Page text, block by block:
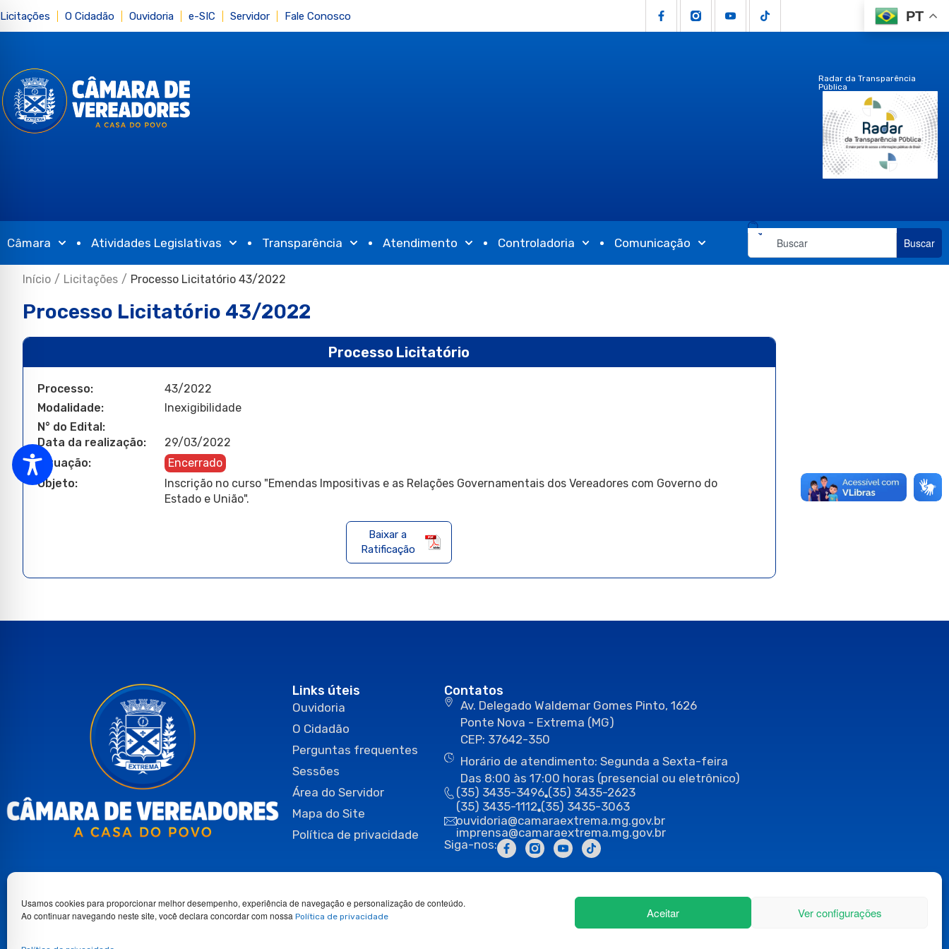
Usamos cookies para proporcionar melhor desempenho, experiência de navegação e personalização de conteúdo.
Ao continuar navegando neste site, você declara concordar com nossa Política de privacidade Aceitar Ver configurações
Licitações O Cidadão Ouvidoria e-SIC Servidor Fale Conosco PT
Radar da Transparência
Pública
Câmara Atividades Legislativas Transparência Atendimento Controladoria Comunicação Buscar
Início / Licitações / Processo Licitatório 43/2022
Processo Licitatório 43/2022
Processo Licitatório
Processo:
43/2022
Modalidade:
Inexigibilidade
N° do Edital:
Data da realização:
29/03/2022
Situação:
Encerrado
Objeto:
Inscrição no curso "Emendas Impositivas e as Relações Governamentais dos Vereadores com Governo do
Estado e União".
Baixar a
Ratificação
Links úteis
Ouvidoria
O Cidadão
Perguntas frequentes
Sessões
Área do Servidor
Mapa do Site
Política de privacidade
Contatos
Av. Delegado Waldemar Gomes Pinto, 1626
Ponte Nova - Extrema (MG)
CEP: 37642-350
Horário de atendimento: Segunda a Sexta-feira
Das 8:00 às 17:00 horas (presencial ou eletrônico)
(35) 3435-3496 (35) 3435-2623
(35) 3435-1112 (35) 3435-3063
ouvidoria@camaraextrema.mg.gov.br
imprensa@camaraextrema.mg.gov.br
Siga-nos:
Copyright 2026© Todos os direitos reservados.